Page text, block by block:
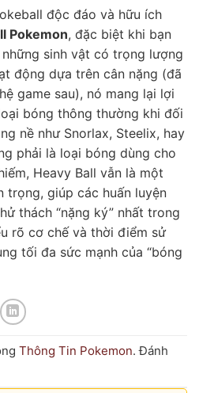
độc đáo và hữu ích
Pokemon, đặc biệt khi bạn
sinh vật có trọng lượng
động dựa trên cân nặng (đã
game sau), nó mang lại lợi
bóng thông thường khi đối
nề như Snorlax, Steelix, hay
phải là loại bóng dùng cho
Heavy Ball vẫn là một
trọng, giúp các huấn luyện
thách “nặng ký” nhất trong
rõ cơ chế và thời điểm sử
tối đa sức mạnh của “bóng
Thông Tin Pokemon. Đánh